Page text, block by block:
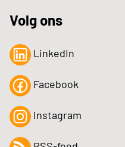
Volg ons
LinkedIn
Facebook
Instagram